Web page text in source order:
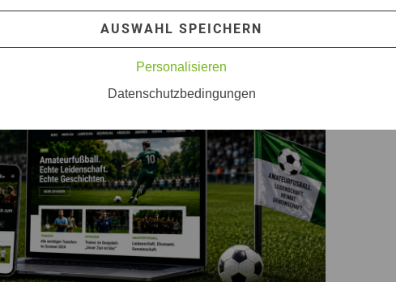
AUSWAHL SPEICHERN
Personalisieren
Datenschutzbedingungen